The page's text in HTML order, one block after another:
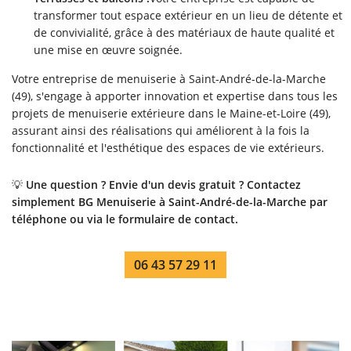
transformer tout espace extérieur en un lieu de détente et
de convivialité, grâce à des matériaux de haute qualité et
une mise en œuvre soignée.
Votre entreprise de menuiserie à Saint-André-de-la-Marche
(49), s'engage à apporter innovation et expertise dans tous les
projets de menuiserie extérieure dans le Maine-et-Loire (49),
assurant ainsi des réalisations qui améliorent à la fois la
fonctionnalité et l'esthétique des espaces de vie extérieurs.
💡 Une question ? Envie d'un devis gratuit ? Contactez
simplement BG Menuiserie à Saint-André-de-la-Marche par
téléphone ou via le formulaire de contact.
06 43 57 29 11